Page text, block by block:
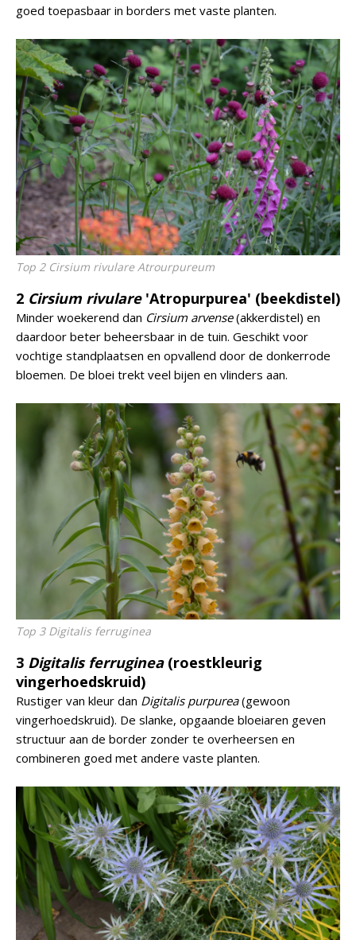
goed toepasbaar in borders met vaste planten.
Top 2 Cirsium rivulare Atrourpureum
2 Cirsium rivulare'Atropurpurea' (beekdistel)
Minder woekerend dan Cirsium arvense(akkerdistel) en
daardoor beter beheersbaar in de tuin. Geschikt voor
vochtige standplaatsen en opvallend door de donkerrode
bloemen. De bloei trekt veel bijen en vlinders aan.
Top 3 Digitalis ferruginea
3 Digitalis ferruginea(roestkleurig
vingerhoedskruid)
Rustiger van kleur dan Digitalis purpurea(gewoon
vingerhoedskruid). De slanke, opgaande bloeiaren geven
structuur aan de border zonder te overheersen en
combineren goed met andere vaste planten.